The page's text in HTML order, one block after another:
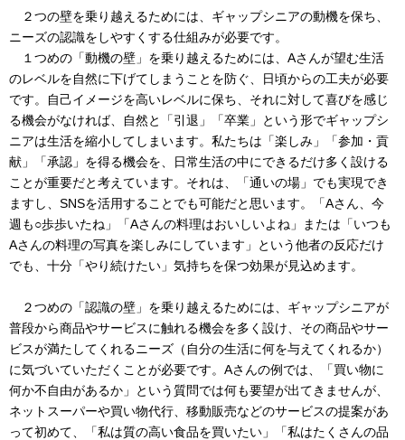
２つの壁を乗り越えるためには、ギャップシニアの動機を保ち、
ニーズの認識をしやすくする仕組みが必要です。
１つめの「動機の壁」を乗り越えるためには、Aさんが望む生活
のレベルを自然に下げてしまうことを防ぐ、日頃からの工夫が必要
です。自己イメージを高いレベルに保ち、それに対して喜びを感じ
る機会がなければ、自然と「引退」「卒業」という形でギャップシ
ニアは生活を縮小してしまいます。私たちは「楽しみ」「参加・貢
献」「承認」を得る機会を、日常生活の中にできるだけ多く設ける
ことが重要だと考えています。それは、「通いの場」でも実現でき
ますし、SNSを活用することでも可能だと思います。「Aさん、今
週も○歩歩いたね」「Aさんの料理はおいしいよね」または「いつも
Aさんの料理の写真を楽しみにしています」という他者の反応だけ
でも、十分「やり続けたい」気持ちを保つ効果が見込めます。
２つめの「認識の壁」を乗り越えるためには、ギャップシニアが
普段から商品やサービスに触れる機会を多く設け、その商品やサー
ビスが満たしてくれるニーズ（自分の生活に何を与えてくれるか）
に気づいていただくことが必要です。Aさんの例では、「買い物に
何か不自由があるか」という質問では何も要望が出てきませんが、
ネットスーパーや買い物代行、移動販売などのサービスの提案があ
って初めて、「私は質の高い食品を買いたい」「私はたくさんの品